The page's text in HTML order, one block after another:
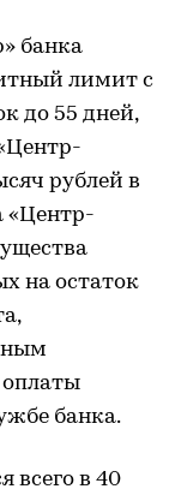
банка
лимит с
до 55 дней,
рублей в
«Центр-
на остаток
банка.
всего в 40